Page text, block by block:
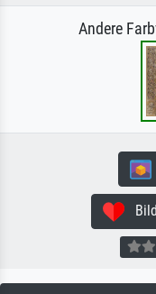
Andere
Bild